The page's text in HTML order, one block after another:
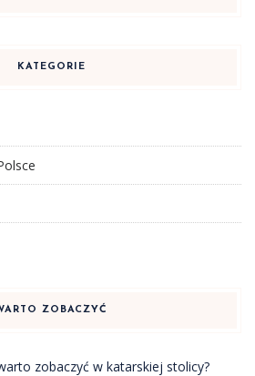
KATEGORIE
ZOBACZYĆ
zobaczyć w katarskiej stolicy?